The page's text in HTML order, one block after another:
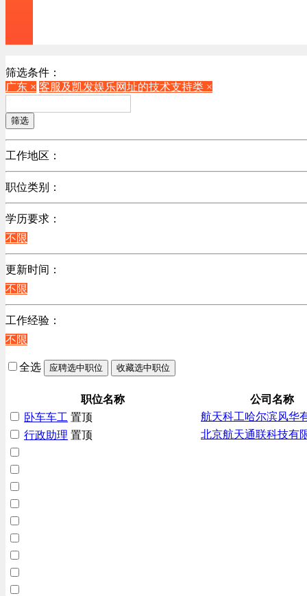
筛选条件：
广东 × 客服及凯发娱乐网址的技术支持类 ×
筛选
工作地区：
不限
北京
广东
江苏
陕西
浙江
辽宁
上海
职位类别：
不限
机械制造/仪器仪表类
计算机硬件类
销售管理类
计算机软件类
贸易/物流/仓储/采购类
客服及凯发娱乐网址的技术支持类
高级管理类
电子/电器/半导体类
电力电气/能源/自动化
咨询/顾问/法律类
程序/语言开发类
行政/后勤/文秘类
销售类
人力资源类
建筑装潢/市政建设类
通信/移动互联网/手机类
技工/维修类
房地产开发/物业管理类
生产/加工/认证类
综合技术类
学历要求：
不限
更新时间：
不限
工作经验：
不限
全选 应聘选中职位 收藏选中职位
职位名称
公司名称
卧车车工 置顶 航天科工哈尔滨风华
行政助理 置顶 北京航天通联科技有